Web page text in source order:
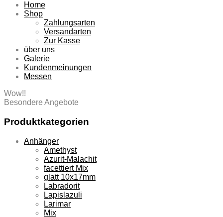
Home
Shop
Zahlungsarten
Versandarten
Zur Kasse
über uns
Galerie
Kundenmeinungen
Messen
Wow!!
Besondere Angebote
Produktkategorien
Anhänger
Amethyst
Azurit-Malachit
facettiert Mix
glatt 10x17mm
Labradorit
Lapislazuli
Larimar
Mix